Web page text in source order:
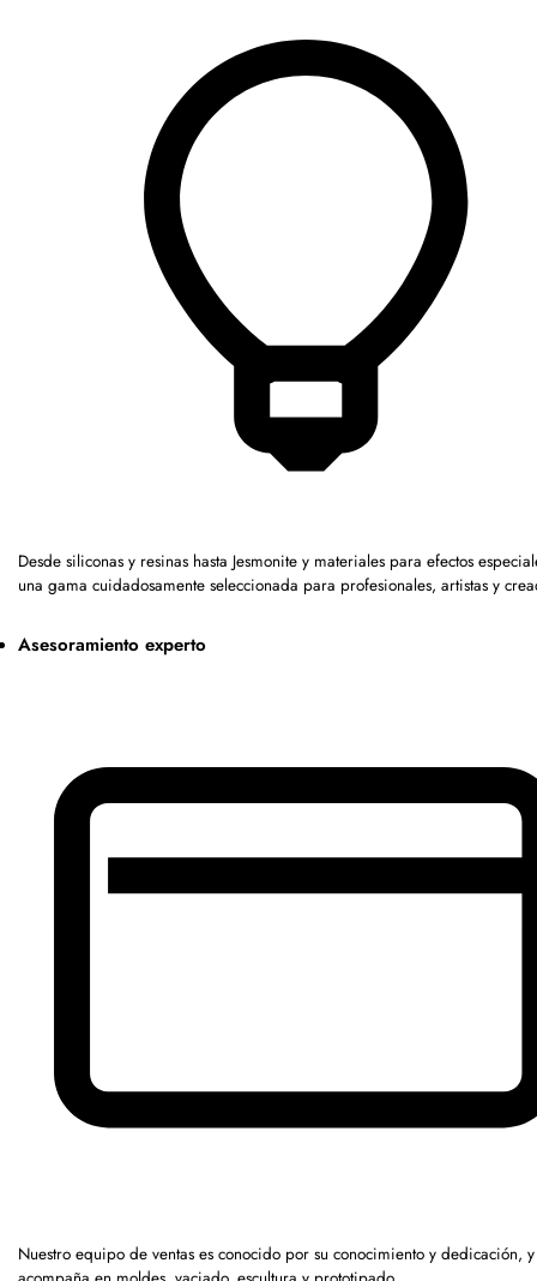
Desde siliconas y resinas hasta Jesmonite y materiales para efectos
una gama cuidadosamente seleccionada para profesionales, artistas y
Asesoramiento experto
Nuestro equipo de ventas es conocido por su conocimiento y dedicación,